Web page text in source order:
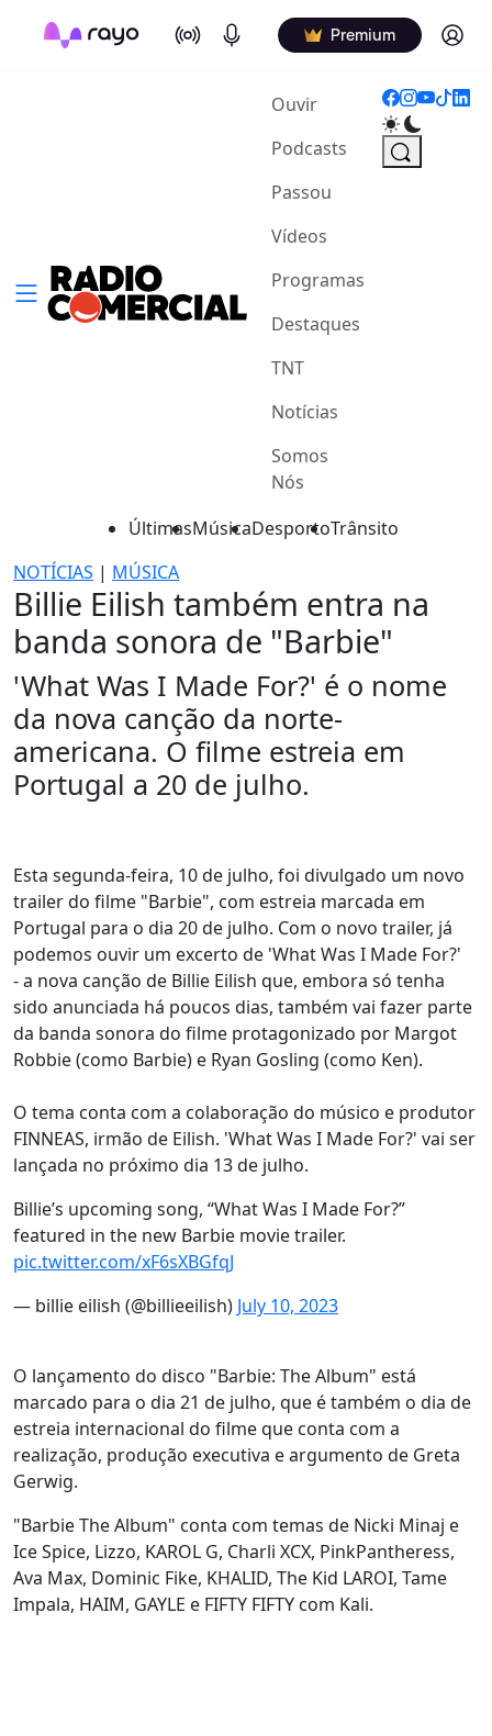
On Air Podcasts Premium Log in
Ouvir(current)
Podcasts
Passou
Vídeos
Programas
Destaques
TNT
Notícias
Somos
Nós
ÚltimasMúsicaDesportoTrânsito
NOTÍCIAS | MÚSICA
Billie Eilish também entra na
banda sonora de "Barbie"
'What Was I Made For?' é o nome
da nova canção da norte-
americana. O filme estreia em
Portugal a 20 de julho.
Esta segunda-feira, 10 de julho, foi divulgado um novo
trailer do filme "Barbie", com estreia marcada em
Portugal para o dia 20 de julho. Com o novo trailer, já
podemos ouvir um excerto de 'What Was I Made For?'
- a nova canção de Billie Eilish que, embora só tenha
sido anunciada há poucos dias, também vai fazer parte
da banda sonora do filme protagonizado por Margot
Robbie (como Barbie) e Ryan Gosling (como Ken).
O tema conta com a colaboração do músico e produtor
FINNEAS, irmão de Eilish. 'What Was I Made For?' vai ser
lançada no próximo dia 13 de julho.
Billie’s upcoming song, “What Was I Made For?”
featured in the new Barbie movie trailer.
pic.twitter.com/xF6sXBGfqJ
— billie eilish (@billieeilish) July 10, 2023
O lançamento do disco "Barbie: The Album" está
marcado para o dia 21 de julho, que é também o dia de
estreia internacional do filme que conta com a
realização, produção executiva e argumento de Greta
Gerwig.
"Barbie The Album" conta com temas de Nicki Minaj e
Ice Spice, Lizzo, KAROL G, Charli XCX, PinkPantheress,
Ava Max, Dominic Fike, KHALID, The Kid LAROI, Tame
Impala, HAIM, GAYLE e FIFTY FIFTY com Kali.